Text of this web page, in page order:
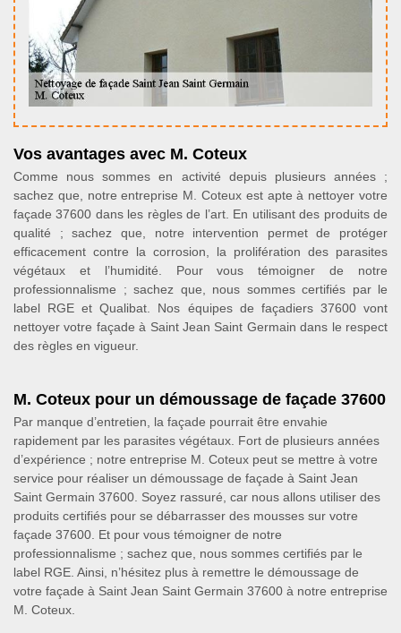
Vos avantages avec M. Coteux
Comme nous sommes en activité depuis plusieurs années ;
sachez que, notre entreprise M. Coteux est apte à nettoyer votre
façade 37600 dans les règles de l’art. En utilisant des produits de
qualité ; sachez que, notre intervention permet de protéger
efficacement contre la corrosion, la prolifération des parasites
végétaux et l’humidité. Pour vous témoigner de notre
professionnalisme ; sachez que, nous sommes certifiés par le
label RGE et Qualibat. Nos équipes de façadiers 37600 vont
nettoyer votre façade à Saint Jean Saint Germain dans le respect
des règles en vigueur.
M. Coteux pour un démoussage de façade 37600
Par manque d’entretien, la façade pourrait être envahie
rapidement par les parasites végétaux. Fort de plusieurs années
d’expérience ; notre entreprise M. Coteux peut se mettre à votre
service pour réaliser un démoussage de façade à Saint Jean
Saint Germain 37600. Soyez rassuré, car nous allons utiliser des
produits certifiés pour se débarrasser des mousses sur votre
façade 37600. Et pour vous témoigner de notre
professionnalisme ; sachez que, nous sommes certifiés par le
label RGE. Ainsi, n’hésitez plus à remettre le démoussage de
votre façade à Saint Jean Saint Germain 37600 à notre entreprise
M. Coteux.